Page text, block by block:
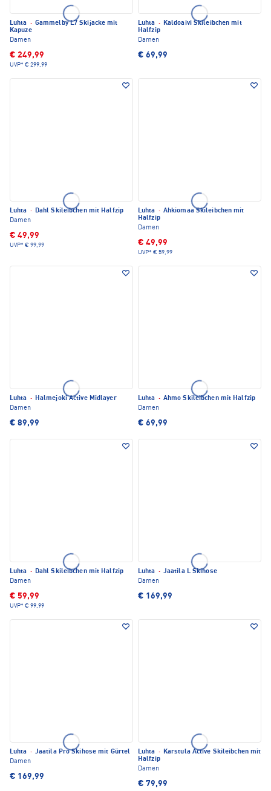
Luhta · Gammelby L7 Skijacke mit
Kapuze
Damen
€ 249,99
UVP* € 299,99
Luhta · Kaldoaivi Skileibchen mit
Halfzip
Damen
€ 69,99
Luhta · Dahl Skileibchen mit Halfzip
Damen
€ 49,99
UVP* € 99,99
Luhta · Ahkiomaa Skileibchen mit
Halfzip
Damen
€ 49,99
UVP* € 59,99
Luhta · Halmejoki Active Midlayer
Damen
€ 89,99
Luhta · Ahmo Skileibchen mit Halfzip
Damen
€ 69,99
Luhta · Dahl Skileibchen mit Halfzip
Damen
€ 59,99
UVP* € 99,99
Luhta · Jaatila L Skihose
Damen
€ 169,99
Luhta · Jaatila Pro Skihose mit Gürtel
Damen
€ 169,99
Luhta · Karstula Active Skileibchen mit
Halfzip
Damen
€ 79,99